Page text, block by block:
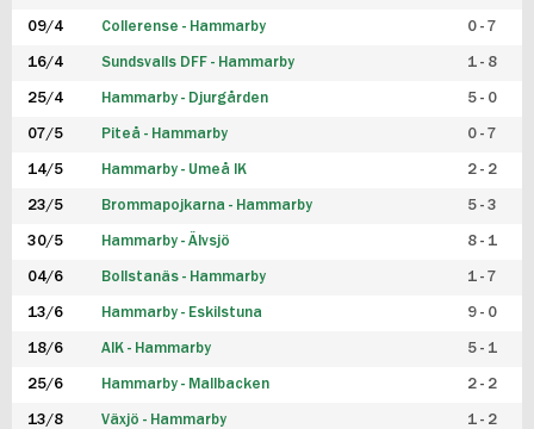
09/4 Collerense - Hammarby 0 - 7
16/4 Sundsvalls DFF - Hammarby 1 - 8
25/4 Hammarby - Djurgården 5 - 0
07/5 Piteå - Hammarby 0 - 7
14/5 Hammarby - Umeå IK 2 - 2
23/5 Brommapojkarna - Hammarby 5 - 3
30/5 Hammarby - Älvsjö 8 - 1
04/6 Bollstanäs - Hammarby 1 - 7
13/6 Hammarby - Eskilstuna 9 - 0
18/6 AIK - Hammarby 5 - 1
25/6 Hammarby - Mallbacken 2 - 2
13/8 Växjö - Hammarby 1 - 2